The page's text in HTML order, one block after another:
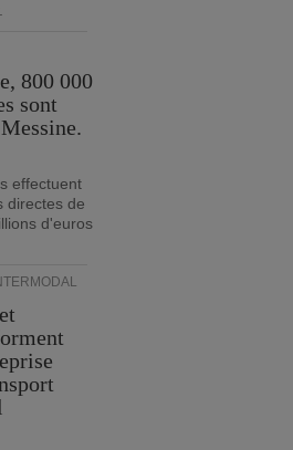
800 000
sont
effectuent
directes de
d'euros